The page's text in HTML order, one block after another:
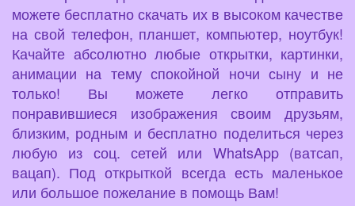
можете бесплатно скачать их в высоком качестве
на свой телефон, планшет, компьютер, ноутбук!
Качайте абсолютно любые открытки, картинки,
анимации на тему спокойной ночи сыну и не
только! Вы можете легко отправить
понравившиеся изображения своим друзьям,
близким, родным и бесплатно поделиться через
любую из соц. сетей или WhatsApp (ватсап,
вацап). Под открыткой всегда есть маленькое
или большое пожелание в помощь Вам!